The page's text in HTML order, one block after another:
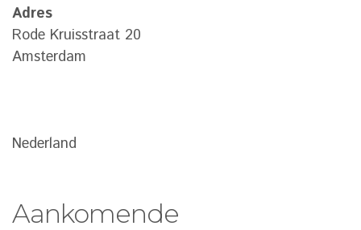
Adres
Rode Kruisstraat 20
Amsterdam
Nederland
Aankomende